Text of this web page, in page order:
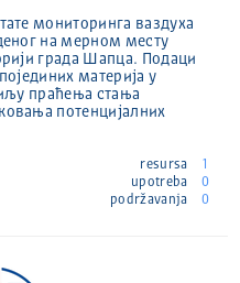
мониторинга ваздуха
на мерном месту
града Шапца. Подаци
материја у
праћења стања
потенцијалних
resursa
1
upotreba
0
podržavanja
0